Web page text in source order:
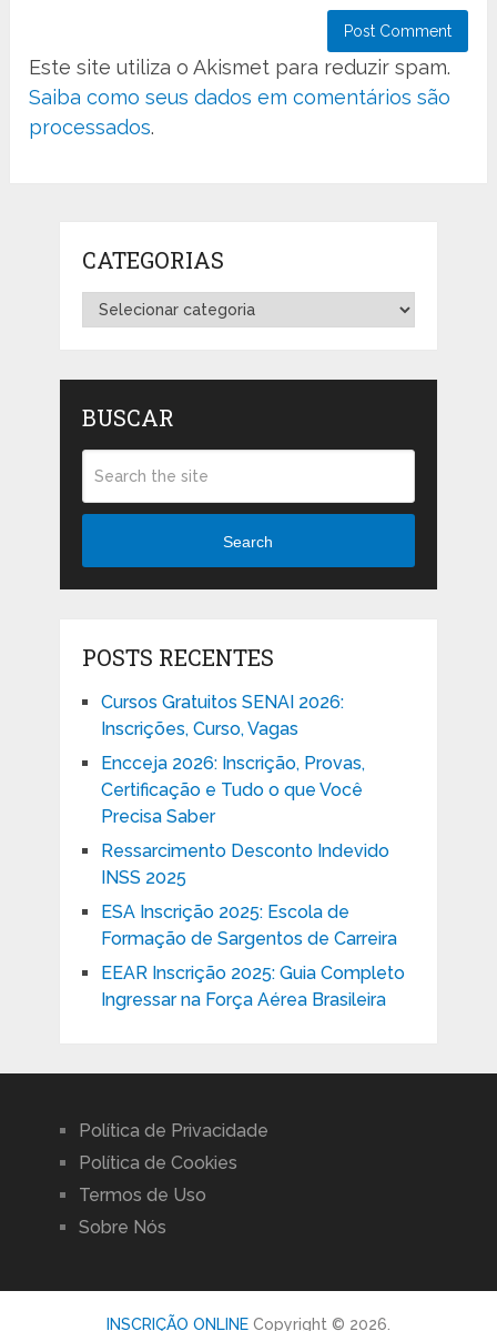
Este site utiliza o Akismet para reduzir spam.
Saiba como seus dados em comentários são
processados.
CATEGORIAS
Categorias
BUSCAR
Search
POSTS RECENTES
Cursos Gratuitos SENAI 2026:
Inscrições, Curso, Vagas
Encceja 2026: Inscrição, Provas,
Certificação e Tudo o que Você
Precisa Saber
Ressarcimento Desconto Indevido
INSS 2025
ESA Inscrição 2025: Escola de
Formação de Sargentos de Carreira
EEAR Inscrição 2025: Guia Completo
Ingressar na Força Aérea Brasileira
Política de Privacidade
Política de Cookies
Termos de Uso
Sobre Nós
INSCRIÇÃO ONLINECopyright © 2026.